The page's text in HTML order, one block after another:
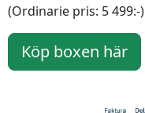
(Ordinarie pris: 5 499:-)